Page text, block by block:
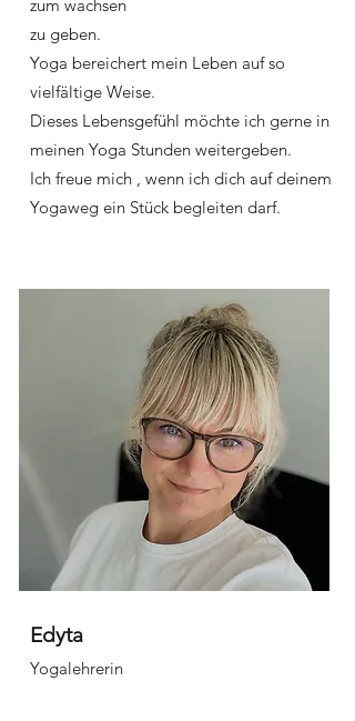
zum wachsen
zu geben.
Yoga bereichert mein Leben auf so
vielfältige Weise.
Dieses Lebensgefühl möchte ich gerne in
meinen Yoga Stunden weitergeben.
Ich freue mich , wenn ich dich auf deinem
Yogaweg ein Stück begleiten darf.
Edyta
Yogalehrerin